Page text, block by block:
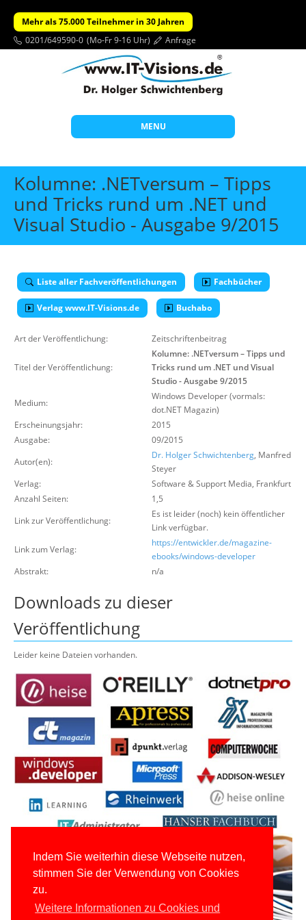
Indem Sie weiterhin diese Webseite nutzen,
stimmen Sie der Verwendung von Cookies
zu.
Weitere Informationen zu Cookies und
Mehr als 75.000 Teilnehmer in 30 Jahren
0201/649590-0 (Mo-Fr 9-16 Uhr) Anfrage
MENU
Start
Themen
Beratung
Wissen
Über uns
Suche
Kolumne: .NETversum – Tipps
und Tricks rund um .NET und
Visual Studio - Ausgabe 9/2015
Liste aller Fachveröffentlichungen Fachbücher
Verlag www.IT-Visions.de Buchabo
Art der Veröffentlichung: Zeitschriftenbeitrag
Titel der Veröffentlichung:
Kolumne: .NETversum – Tipps und
Tricks rund um .NET und Visual
Studio - Ausgabe 9/2015
Medium:
Windows Developer (vormals:
dot.NET Magazin)
Erscheinungsjahr:
2015
Ausgabe:
09/2015
Autor(en):
Dr. Holger Schwichtenberg, Manfred
Steyer
Verlag:
Software & Support Media, Frankfurt
Anzahl Seiten:
1,5
Link zur Veröffentlichung:
Es ist leider (noch) kein öffentlicher
Link verfügbar.
Link zum Verlag:
https://entwickler.de/magazine-
ebooks/windows-developer
Abstrakt:
n/a
Downloads zu dieser
Veröffentlichung
Leider keine Dateien vorhanden.